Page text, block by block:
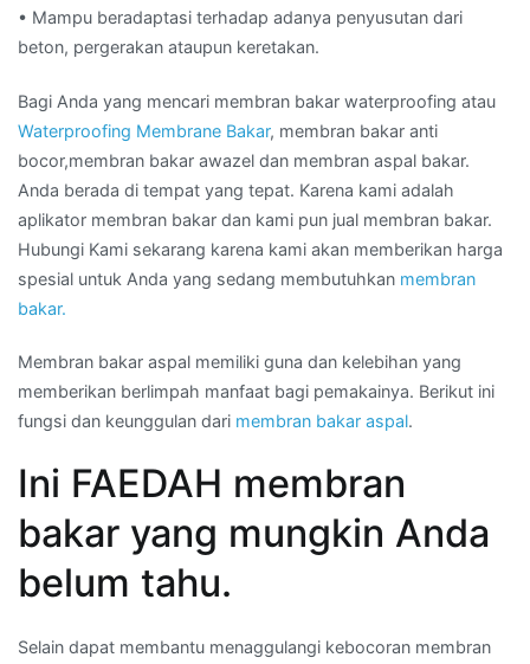
• Mampu beradaptasi terhadap adanya penyusutan dari
beton, pergerakan ataupun keretakan.
Bagi Anda yang mencari membran bakar waterproofing atau
Waterproofing Membrane Bakar, membran bakar anti
bocor,membran bakar awazel dan membran aspal bakar.
Anda berada di tempat yang tepat. Karena kami adalah
aplikator membran bakar dan kami pun jual membran bakar.
Hubungi Kami sekarang karena kami akan memberikan harga
spesial untuk Anda yang sedang membutuhkan membran
bakar.
Membran bakar aspal memiliki guna dan kelebihan yang
memberikan berlimpah manfaat bagi pemakainya. Berikut ini
fungsi dan keunggulan dari membran bakar aspal.
Ini FAEDAH membran
bakar yang mungkin Anda
belum tahu.
Selain dapat membantu menaggulangi kebocoran membran